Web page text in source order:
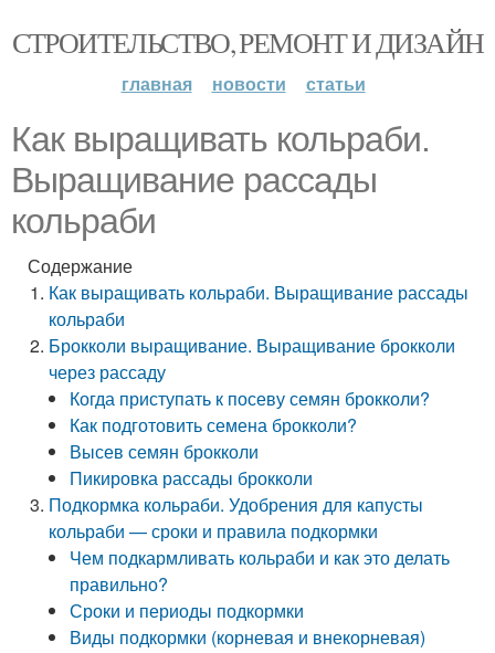
СТРОИТЕЛЬСТВО, РЕМОНТ И ДИЗАЙН
главная новости статьи
Как выращивать кольраби.
Выращивание рассады
кольраби
Содержание
Как выращивать кольраби. Выращивание рассады
кольраби
Брокколи выращивание. Выращивание брокколи
через рассаду
Когда приступать к посеву семян брокколи?
Как подготовить семена брокколи?
Высев семян брокколи
Пикировка рассады брокколи
Подкормка кольраби. Удобрения для капусты
кольраби — сроки и правила подкормки
Чем подкармливать кольраби и как это делать
правильно?
Сроки и периоды подкормки
Виды подкормки (корневая и внекорневая)